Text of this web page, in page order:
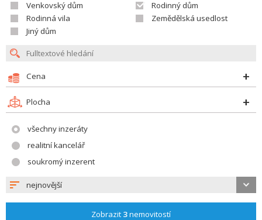
Venkovský dům
Rodinný dům
Rodinná vila
Zemědělská usedlost
Jiný dům
Cena
Plocha
všechny inzeráty
realitní kancelář
soukromý inzerent
nejnovější
Zobrazit 3nemovitostí